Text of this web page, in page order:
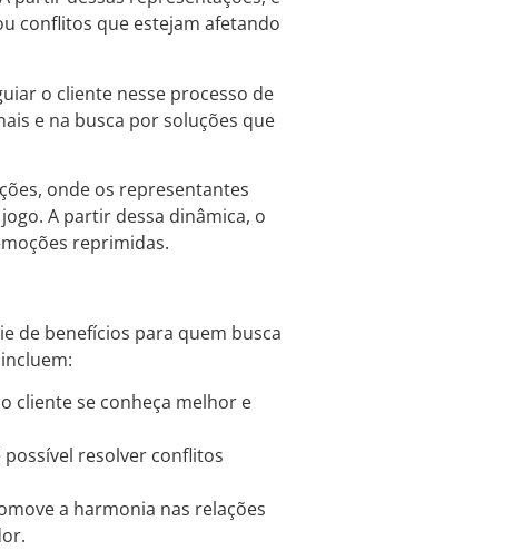
conflitos que estejam afetando
o cliente nesse processo de
e na busca por soluções que
onde os representantes
A partir dessa dinâmica, o
reprimidas.
de benefícios para quem busca
cliente se conheça melhor e
resolver conflitos
a harmonia nas relações